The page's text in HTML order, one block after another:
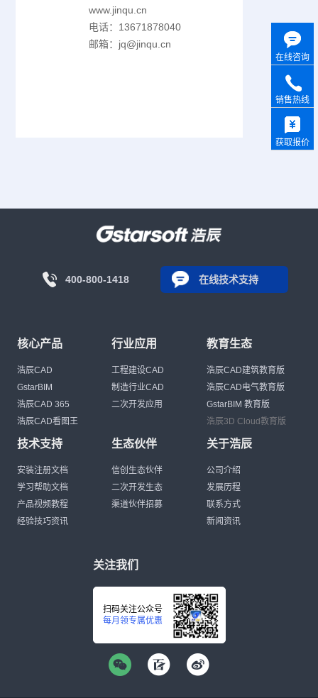
www.jinqu.cn
电话：13671878040
邮箱：jq@jinqu.cn
400-800-1418 在线技术支持
核心产品
浩辰CAD
GstarBIM
浩辰CAD 365
浩辰CAD看图王
行业应用
工程建设CAD
制造行业CAD
二次开发应用
教育生态
浩辰CAD建筑教育版
浩辰CAD电气教育版
GstarBIM 教育版
浩辰3D Cloud教育版
技术支持
安装注册文档
学习帮助文档
产品视频教程
经验技巧资讯
生态伙伴
信创生态伙伴
二次开发生态
渠道伙伴招募
关于浩辰
公司介绍
发展历程
联系方式
新闻资讯
关注我们
扫码关注公众号
每月领专属优惠
在线咨询
销售热线
获取报价